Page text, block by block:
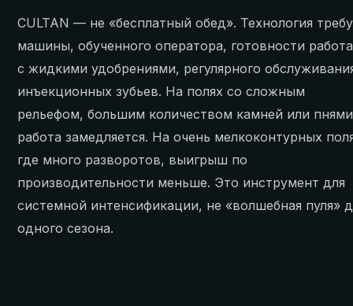
CULTAN — не «бесплатный обед». Технология
машины, обученного оператора, готовности
с жидкими удобрениями, регулярного
инъекционных зубьев. На полях со сложным
рельефом, большим количеством камней или пнями
работа замедляется. На очень мелкоконтурных
где много разворотов, выигрыш по
производительности меньше. Это инструмент для
системной интенсификации, не «волшебная пуля»
одного сезона.